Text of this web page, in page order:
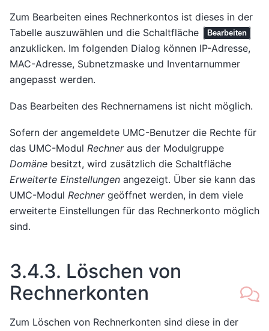
Zum Bearbeiten eines Rechnerkontos ist dieses in der
Tabelle auszuwählen und die Schaltfläche
Bearbeiten
anzuklicken. Im folgenden Dialog können IP-Adresse,
MAC-Adresse, Subnetzmaske und Inventarnummer
angepasst werden.
Das Bearbeiten des Rechnernamens ist nicht möglich.
Sofern der angemeldete UMC-Benutzer die Rechte für
das UMC-Modul Rechneraus der Modulgruppe
Domäne besitzt, wird zusätzlich die Schaltfläche
Erweiterte Einstellungen angezeigt. Über sie kann das
UMC-Modul Rechnergeöffnet werden, in dem viele
erweiterte Einstellungen für das Rechnerkonto möglich
sind.
3.4.3. Löschen von
Rechnerkonten
Zum Löschen von Rechnerkonten sind diese in der